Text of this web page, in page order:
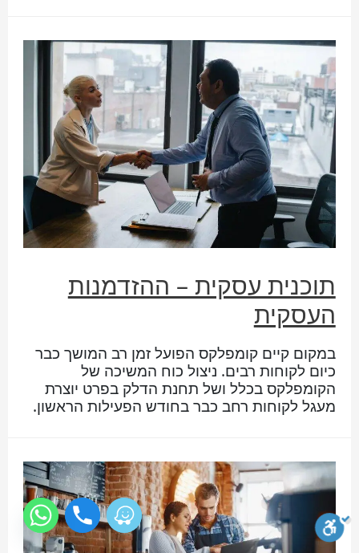
תוכנית עסקית – ההזדמנות
העסקית
במקום קיים קומפלקס הפועל זמן רב המושך כבר
כיום לקוחות רבים. ניצול כוח המשיכה של
הקומפלקס בכלל ושל תחנת הדלק בפרט יוצרת
מעגל לקוחות רחב כבר בחודש הפעילות הראשון.